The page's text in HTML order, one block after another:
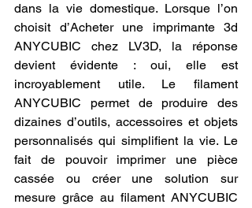
dans la vie domestique. Lorsque l’on
choisit d’Acheter une imprimante 3d
ANYCUBIC chez LV3D, la réponse
devient évidente : oui, elle est
incroyablement utile. Le filament
ANYCUBIC permet de produire des
dizaines d’outils, accessoires et objets
personnalisés qui simplifient la vie. Le
fait de pouvoir imprimer une pièce
cassée ou créer une solution sur
mesure grâce au filament ANYCUBIC